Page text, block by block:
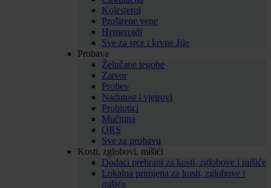
Kolesterol
Proširene vene
Hemeroidi
Sve za srce i krvne žile
Probava
Želučane tegobe
Zatvor
Proljev
Nadutost i vjetrovi
Probiotici
Mučnina
ORS
Sve za probavu
Kosti, zglobovi, mišići
Dodaci prehrani za kosti, zglobove i mišiće
Lokalna primjena za kosti, zglobove i
mišiće